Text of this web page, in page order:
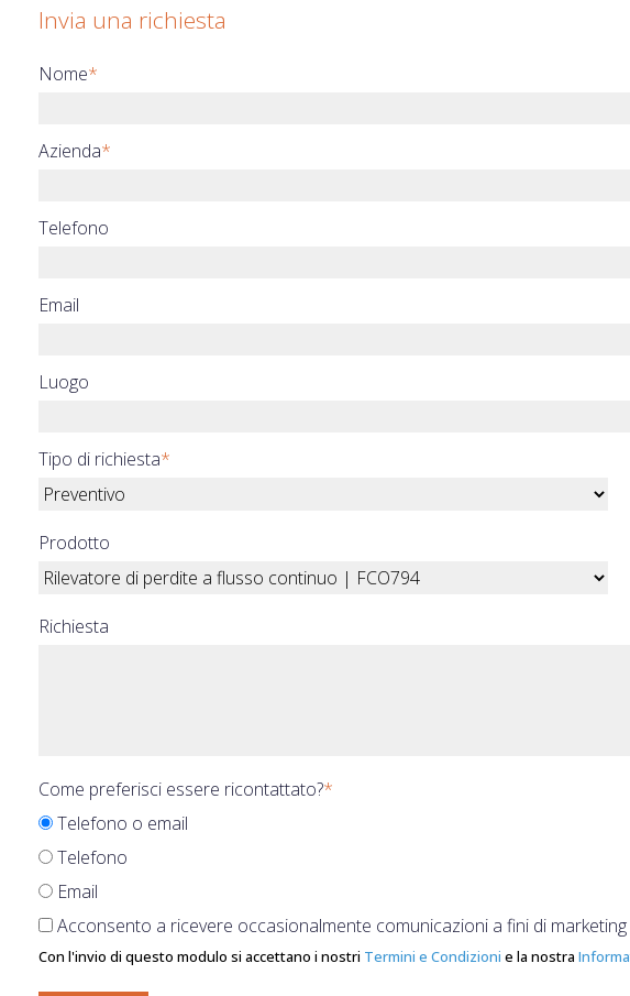
Invia una richiesta
Nome*
Azienda*
Telefono
Email
Luogo
Tipo di richiesta*
Prodotto
Richiesta
Come preferisci essere ricontattato?*
Telefono o email
Telefono
Email
Acconsento a ricevere occasionalmente comunicazioni a fini di marketing
Con l'invio di questo modulo si accettano i nostri Termini e Condizioni e la nostra